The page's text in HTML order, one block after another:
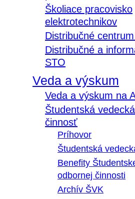
Školiace pracovisko
elektrotechnikov
Distribučné
Distribučné a
STO
Veda a výskum
Veda a výskum na
Študentská
činnosť
Príhovor
Študentská
Benefity
odbornej činnosti
Archív ŠVK